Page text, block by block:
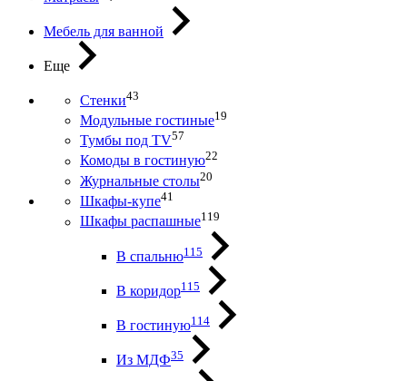
Мебель для ванной
Еще
Стенки43
Модульные гостиные19
Тумбы под ТV57
Комоды в гостиную22
Журнальные столы20
Шкафы-купе41
Шкафы распашные119
В спальню115
В коридор115
В гостиную114
Из МДФ35